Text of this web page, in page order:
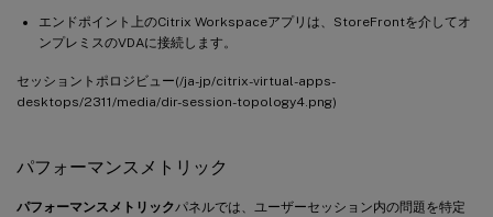
エンドポイント上のCitrix Workspaceアプリは、StoreFrontを介してオ
ンプレミスのVDAに接続します。
セッショントポロジビュー(/ja-jp/citrix-virtual-apps-
desktops/2311/media/dir-session-topology4.png)
パフォーマンスメトリック
パフォーマンスメトリックパネルでは、ユーザーセッション内の問題を特定